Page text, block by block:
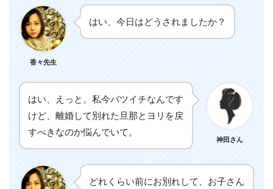
香々先生
はい、今日はどうされましたか？
はい、えっと。私今バツイチなんです
けど、離婚して別れた旦那とヨリを戻
すべきなのか悩んでいて。
神田さん
どれくらい前にお別れして、お子さん